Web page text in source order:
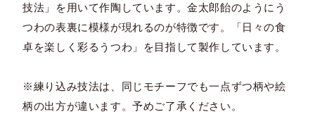
技法」を用いて作陶しています。金太郎飴のようにう
つわの表裏に模様が現れるのが特徴です。「日々の食
卓を楽しく彩るうつわ」を目指して製作しています。
※練り込み技法は、同じモチーフでも一点ずつ柄や絵
柄の出方が違います。予めご了承ください。